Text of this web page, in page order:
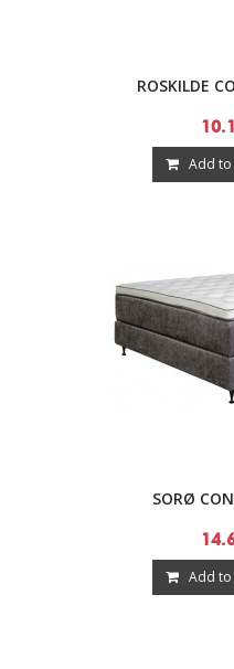
ROSKILDE
Add to
SORØ
Add to